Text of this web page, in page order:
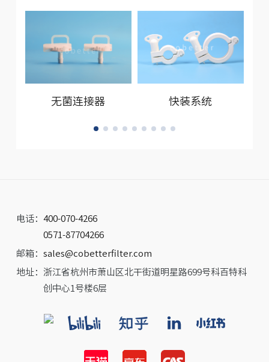
无菌连接器 快装系统
电话： 400-070-4266
0571-87704266
邮箱： sales@cobetterfilter.com
地址： 浙江省杭州市萧山区北干街道明星路699号科百特科
创中心1号楼6层